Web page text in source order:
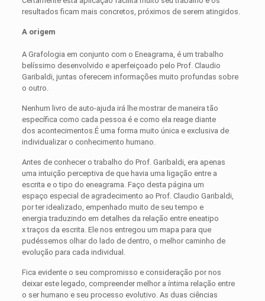
resultados ficam mais concretos, próximos de serem atingidos.
A origem
A Grafologia em conjunto com o Eneagrama, é um trabalho
belíssimo desenvolvido e aperfeiçoado pelo Prof. Claudio
Garibaldi, juntas oferecem informações muito profundas sobre
o outro.
Nenhum livro de auto-ajuda irá lhe mostrar de maneira tão
específica como cada pessoa é e como ela reage diante
dos acontecimentos.É uma forma muito única e exclusiva de
individualizar o conhecimento humano.
Antes de conhecer o trabalho do Prof. Garibaldi, era apenas
uma intuição perceptiva de que havia uma ligação entre a
escrita e o tipo do eneagrama. Faço desta página um
espaço especial de agradecimento ao Prof. Claudio Garibaldi,
por ter idealizado, empenhado muito de seu tempo e
energia traduzindo em detalhes da relação entre eneatipo
x traços da escrita. Ele nos entregou um mapa para que
pudéssemos olhar do lado de dentro, o melhor caminho de
evolução para cada individual.
Fica evidente o seu compromisso e consideração por nos
deixar este legado, compreender melhor a íntima relação entre
o ser humano e seu processo evolutivo. As duas ciências